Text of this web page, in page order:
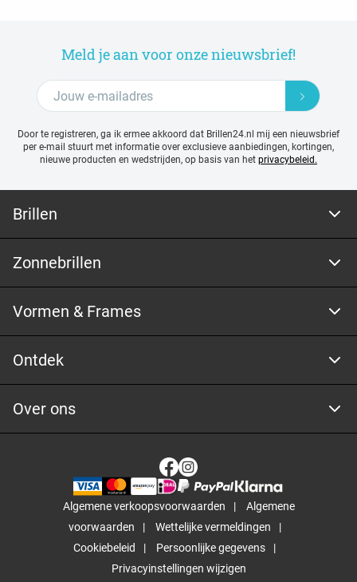
Meld je aan voor onze nieuwsbrief!
Door te registreren, ga ik ermee akkoord dat Brillen24.nl mij een nieuwsbrief
per e-mail stuurt met informatie over exclusieve aanbiedingen, kortingen,
nieuwe producten en wedstrijden, op basis van het privacybeleid.
Brillen
Zonnebrillen
Vormen & Frames
Ontdek
Over ons
Algemene verkoopsvoorwaarden
Algemene
voorwaarden
Wettelijke vermeldingen
Cookiebeleid
Persoonlijke gegevens
Privacyinstellingen wijzigen